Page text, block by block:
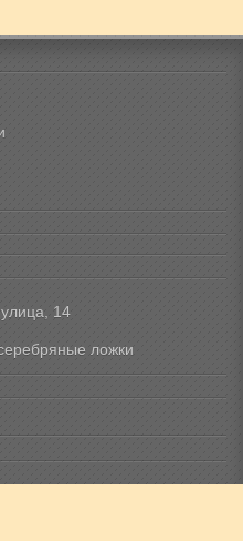
14
ложки